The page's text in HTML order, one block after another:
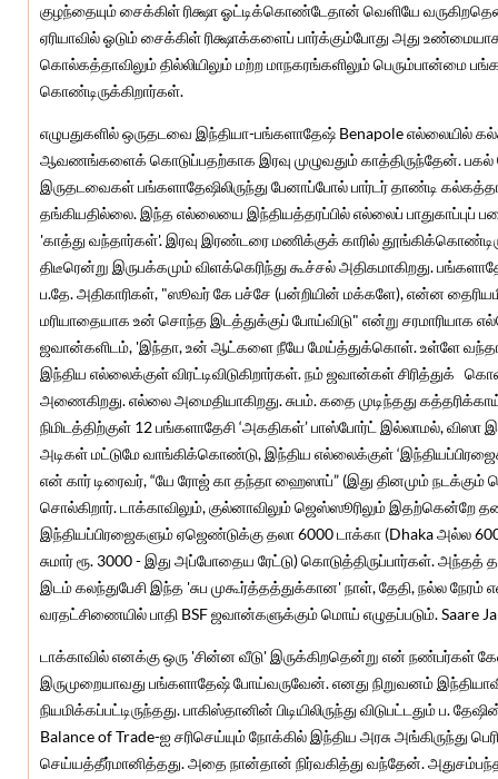
குழந்தையும் சைக்கிள் ரிக்ஷா ஓட்டிக்கொண்டேதான் வெளியே
ஏரியாவில் ஓடும் சைக்கிள் ரிக்ஷாக்களைப் பார்க்கும்போது அது
கொல்கத்தாவிலும் தில்லியிலும் மற்ற மாநகரங்களிலும் பெரும்பான்மை
கொண்டிருக்கிறார்கள்.
எழுபதுகளில் ஒருதடவை இந்தியா-பங்களாதேஷ் Benapole எல்லையில்
ஆவணங்களைக் கொடுப்பதற்காக இரவு முழுவதும் காத்திருந்தேன். பகல்
இருதடவைகள் பங்களாதேஷிலிருந்து பேனாப்போல் பார்டர் தாண்டி
தங்கியதில்லை. இந்த எல்லையை இந்தியத்தரப்பில் எல்லைப் பாதுகாப்புப்
'காத்து வந்தார்கள்'. இரவு இரண்டரை மணிக்குக் காரில்
திடீரென்று இருபக்கமும் விளக்கெரிந்து கூச்சல் அதிகமாகிறது.
ப.தே. அதிகாரிகள், "ஸூவர் கே பச்சே (பன்றியின் மக்களே), என்ன
மரியாதையாக உன் சொந்த இடத்துக்குப் போய்விடு" என்று சரமாரியாக
ஜவான்களிடம், 'இந்தா, உன் ஆட்களை நீயே மேய்த்துக்கொள். உள்ளே
இந்திய எல்லைக்குள் விரட்டிவிடுகிறார்கள். நம் ஜவான்கள் சிரித்துக்
அணைகிறது. எல்லை அமைதியாகிறது. சுபம். கதை முடிந்தது கத்தரிக்காய்
நிமிடத்திற்குள் 12 பங்களாதேசி ‘அகதிகள்’ பாஸ்போர்ட் இல்லாமல்,
அடிகள் மட்டுமே வாங்கிக்கொண்டு, இந்திய எல்லைக்குள்
என் கார் டிரைவர், “யே ரோஜ் கா தந்தா ஹைஸாப்” (இது தினமும்
சொல்கிறார். டாக்காவிலும், குல்னாவிலும் ஜெஸ்ஸூரிலும்
இந்தியப்பிரஜைகளும் ஏஜெண்டுக்கு தலா 6000 டாக்கா (Dhaka அல்ல
சுமார் ரூ. 3000 - இது அப்போதைய ரேட்டு) கொடுத்திருப்பார்கள். அந்தத்
இடம் கலந்துபேசி இந்த 'சுப முகூர்த்தத்துக்கான' நாள், தேதி, நல்ல நேரம்
வரதட்சிணையில் பாதி BSF ஜவான்களுக்கும் மொய் எழுதப்படும். Saare
டாக்காவில் எனக்கு ஒரு 'சின்ன வீடு' இருக்கிறதென்று என் நண்பர்கள்
இருமுறையாவது பங்களாதேஷ் போய்வருவேன். எனது நிறுவனம்
நியமிக்கப்பட்டிருந்தது. பாகிஸ்தானின் பிடியிலிருந்து விடுபட்டதும் ப.
Balance of Trade-ஐ சரிசெய்யும் நோக்கில் இந்திய அரசு அங்கிருந்து
செய்யத்தீர்மானித்தது. அதை நான்தான் நிர்வகித்து வந்தேன்.